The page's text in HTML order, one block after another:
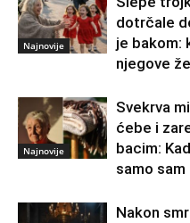
Najnovije
dotrčale
je bakom:
njegove
Najnovije
Svekrva
ćebe i
bacim:
samo sam
Nakon